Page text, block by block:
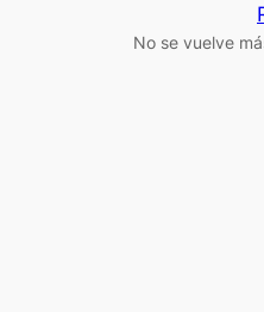
No se vuelve